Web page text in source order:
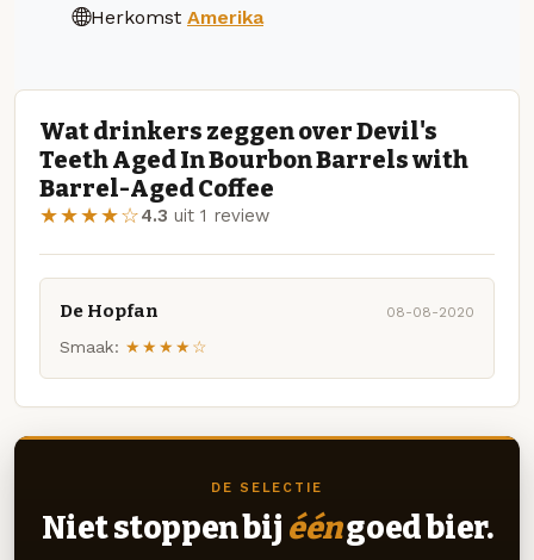
Herkomst Amerika
Wat drinkers zeggen over Devil's
Teeth Aged In Bourbon Barrels with
Barrel-Aged Coffee
★★★★☆4.3 uit 1 review
De Hopfan 08-08-2020
Smaak: ★★★★☆
DE SELECTIE
Niet stoppen bij ééngoed bier.